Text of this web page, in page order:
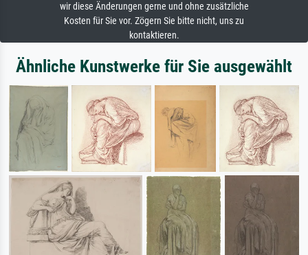
wir diese Änderungen gerne und ohne zusätzliche
Kosten für Sie vor. Zögern Sie bitte nicht, uns zu
kontaktieren.
Ähnliche Kunstwerke für Sie ausgewählt